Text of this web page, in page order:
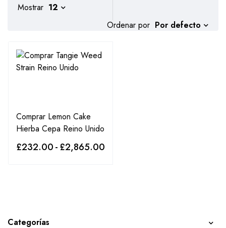
Categorías
Ordenar por Por defecto
Mostrar 12
Comprar Lemon Cake
Hierba Cepa Reino Unido
£232.00-£2,865.00